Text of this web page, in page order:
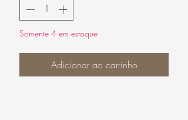
Somente 4 em estoque
Adicionar ao carrinho